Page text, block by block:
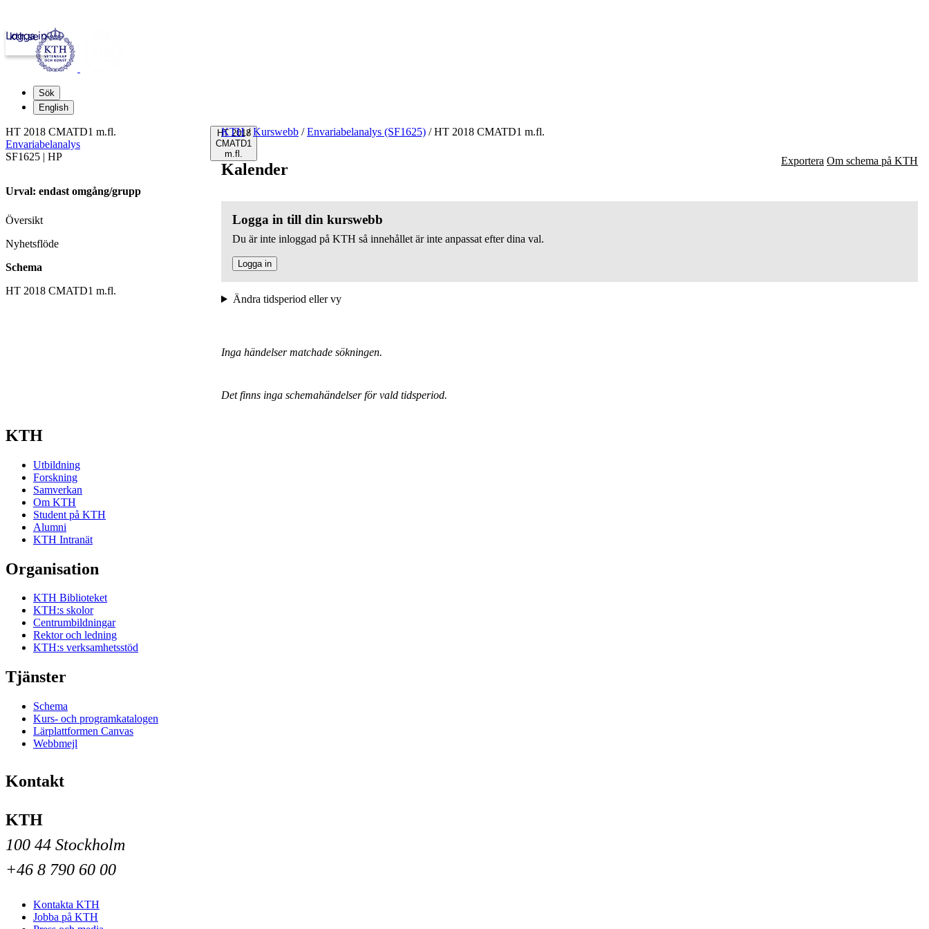
kth.se
Logga in
Sök
English
HT 2018
CMATD1
m.fl.
KTH / Kurswebb / Envariabelanalys (SF1625) /HT 2018 CMATD1 m.fl.
Kalender Exportera Om schema på KTH
Logga in till din kurswebb
Du är inte inloggad på KTH så innehållet är inte anpassat efter dina val.
Logga in
Ändra tidsperiod eller vy
Inga händelser matchade sökningen.
Det finns inga schemahändelser för vald tidsperiod.
HT 2018 CMATD1 m.fl.
Envariabelanalys
SF1625 | HP
Urval: endast omgång/grupp
Översikt
Nyhetsflöde
Schema
HT 2018 CMATD1 m.fl.
KTH
Utbildning
Forskning
Samverkan
Om KTH
Student på KTH
Alumni
KTH Intranät
Organisation
KTH Biblioteket
KTH:s skolor
Centrumbildningar
Rektor och ledning
KTH:s verksamhetsstöd
Tjänster
Schema
Kurs- och programkatalogen
Lärplattformen Canvas
Webbmejl
Kontakt
KTH
100 44 Stockholm
+46 8 790 60 00
Kontakta KTH
Jobba på KTH